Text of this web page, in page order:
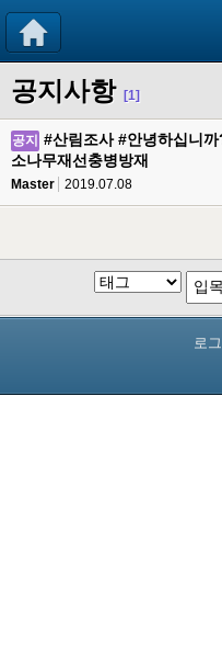
공지사항 [1]
공지
#산림조사 #안녕하십니
소나무재선충병방재
Master 2019.07.08
로